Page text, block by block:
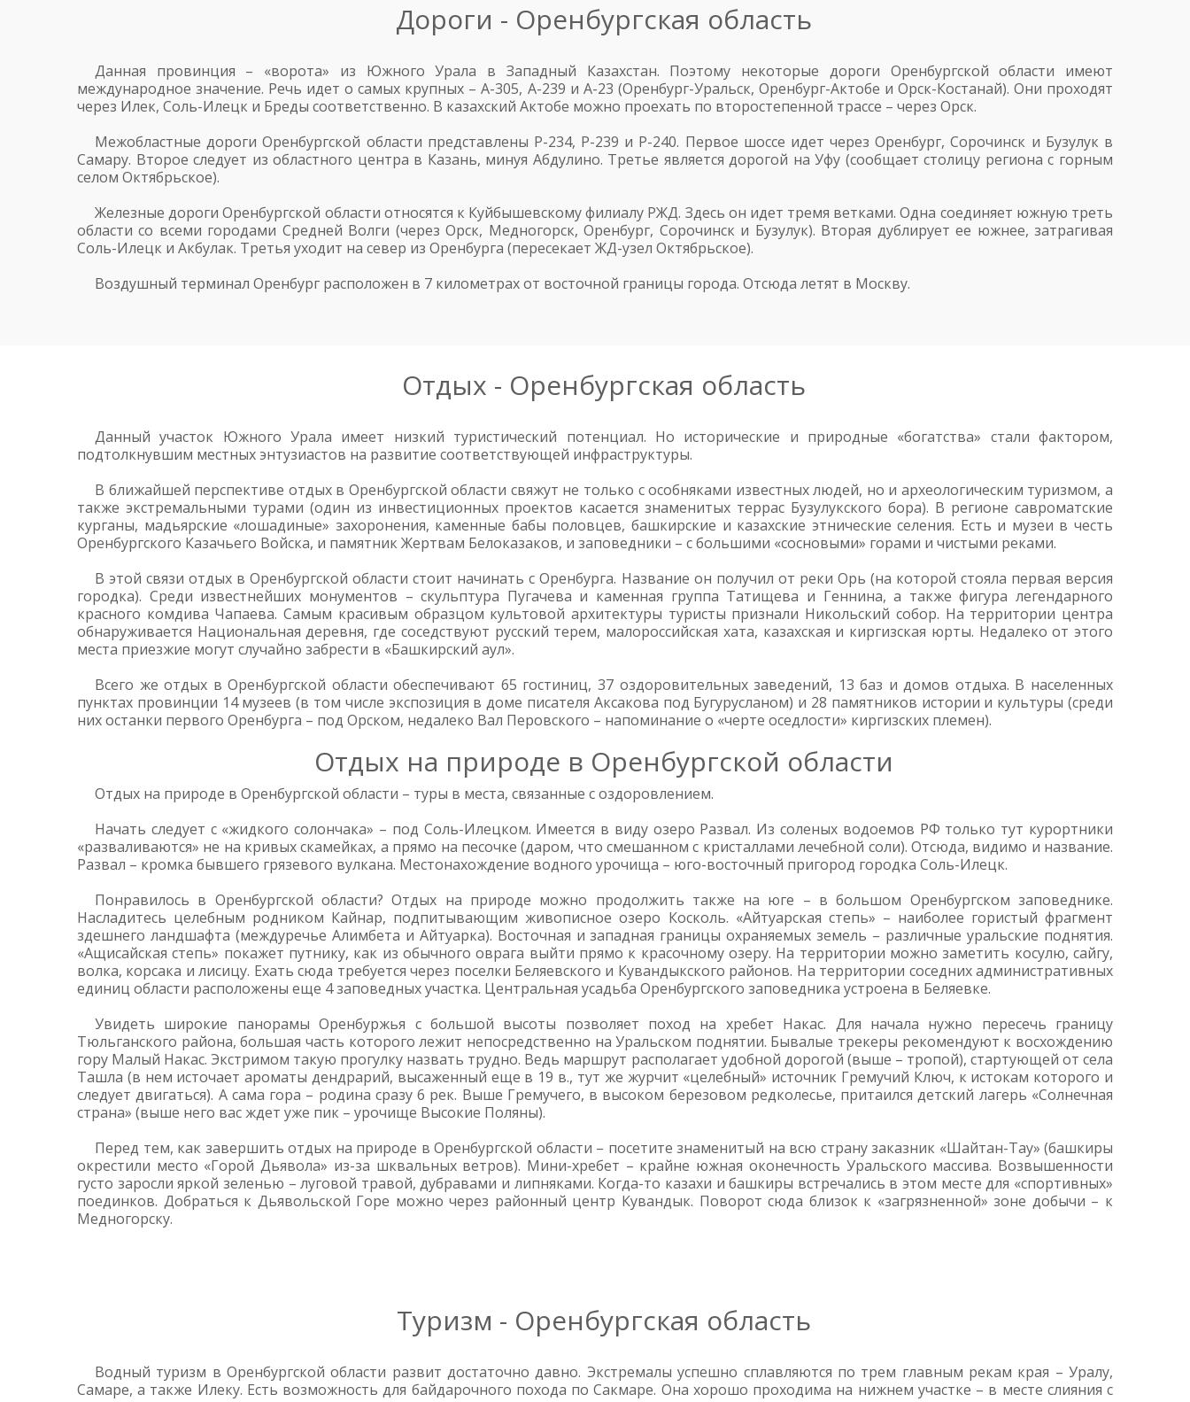
Дороги - Оренбургская область
Данная провинция – «ворота» из Южного Урала в Западный Казахстан. Поэтому некоторые дороги Оренбургской области имеют
международное значение. Речь идет о самых крупных – А-305, А-239 и А-23 (Оренбург-Уральск, Оренбург-Актобе и Орск-Костанай). Они проходят
через Илек, Соль-Илецк и Бреды соответственно. В казахский Актобе можно проехать по второстепенной трассе – через Орск.
Межобластные дороги Оренбургской области представлены Р-234, Р-239 и Р-240. Первое шоссе идет через Оренбург, Сорочинск и Бузулук в
Самару. Второе следует из областного центра в Казань, минуя Абдулино. Третье является дорогой на Уфу (сообщает столицу региона с горным
селом Октябрьское).
Железные дороги Оренбургской области относятся к Куйбышевскому филиалу РЖД. Здесь он идет тремя ветками. Одна соединяет южную треть
области со всеми городами Средней Волги (через Орск, Медногорск, Оренбург, Сорочинск и Бузулук). Вторая дублирует ее южнее, затрагивая
Соль-Илецк и Акбулак. Третья уходит на север из Оренбурга (пересекает ЖД-узел Октябрьское).
Воздушный терминал Оренбург расположен в 7 километрах от восточной границы города. Отсюда летят в Москву.
Отдых - Оренбургская область
Данный участок Южного Урала имеет низкий туристический потенциал. Но исторические и природные «богатства» стали фактором,
подтолкнувшим местных энтузиастов на развитие соответствующей инфраструктуры.
В ближайшей перспективе отдых в Оренбургской области свяжут не только с особняками известных людей, но и археологическим туризмом, а
также экстремальными турами (один из инвестиционных проектов касается знаменитых террас Бузулукского бора). В регионе савроматские
курганы, мадьярские «лошадиные» захоронения, каменные бабы половцев, башкирские и казахские этнические селения. Есть и музеи в честь
Оренбургского Казачьего Войска, и памятник Жертвам Белоказаков, и заповедники – с большими «сосновыми» горами и чистыми реками.
В этой связи отдых в Оренбургской области стоит начинать с Оренбурга. Название он получил от реки Орь (на которой стояла первая версия
городка). Среди известнейших монументов – скульптура Пугачева и каменная группа Татищева и Геннина, а также фигура легендарного
красного комдива Чапаева. Самым красивым образцом культовой архитектуры туристы признали Никольский собор. На территории центра
обнаруживается Национальная деревня, где соседствуют русский терем, малороссийская хата, казахская и киргизская юрты. Недалеко от этого
места приезжие могут случайно забрести в «Башкирский аул».
Всего же отдых в Оренбургской области обеспечивают 65 гостиниц, 37 оздоровительных заведений, 13 баз и домов отдыха. В населенных
пунктах провинции 14 музеев (в том числе экспозиция в доме писателя Аксакова под Бугурусланом) и 28 памятников истории и культуры (среди
них останки первого Оренбурга – под Орском, недалеко Вал Перовского – напоминание о «черте оседлости» киргизских племен).
Отдых на природе в Оренбургской области
Отдых на природе в Оренбургской области – туры в места, связанные с оздоровлением.
Начать следует с «жидкого солончака» – под Соль-Илецком. Имеется в виду озеро Развал. Из соленых водоемов РФ только тут курортники
«разваливаются» не на кривых скамейках, а прямо на песочке (даром, что смешанном с кристаллами лечебной соли). Отсюда, видимо и название.
Развал – кромка бывшего грязевого вулкана. Местонахождение водного урочища – юго-восточный пригород городка Соль-Илецк.
Понравилось в Оренбургской области? Отдых на природе можно продолжить также на юге – в большом Оренбургском заповеднике.
Насладитесь целебным родником Кайнар, подпитывающим живописное озеро Косколь. «Айтуарская степь» – наиболее гористый фрагмент
здешнего ландшафта (междуречье Алимбета и Айтуарка). Восточная и западная границы охраняемых земель – различные уральские поднятия.
«Ащисайская степь» покажет путнику, как из обычного оврага выйти прямо к красочному озеру. На территории можно заметить косулю, сайгу,
волка, корсака и лисицу. Ехать сюда требуется через поселки Беляевского и Кувандыкского районов. На территории соседних административных
единиц области расположены еще 4 заповедных участка. Центральная усадьба Оренбургского заповедника устроена в Беляевке.
Увидеть широкие панорамы Оренбуржья с большой высоты позволяет поход на хребет Накас. Для начала нужно пересечь границу
Тюльганского района, большая часть которого лежит непосредственно на Уральском поднятии. Бывалые трекеры рекомендуют к восхождению
гору Малый Накас. Экстримом такую прогулку назвать трудно. Ведь маршрут располагает удобной дорогой (выше – тропой), стартующей от села
Ташла (в нем источает ароматы дендрарий, высаженный еще в 19 в., тут же журчит «целебный» источник Гремучий Ключ, к истокам которого и
следует двигаться). А сама гора – родина сразу 6 рек. Выше Гремучего, в высоком березовом редколесье, притаился детский лагерь «Солнечная
страна» (выше него вас ждет уже пик – урочище Высокие Поляны).
Перед тем, как завершить отдых на природе в Оренбургской области – посетите знаменитый на всю страну заказник «Шайтан-Тау» (башкиры
окрестили место «Горой Дьявола» из-за шквальных ветров). Мини-хребет – крайне южная оконечность Уральского массива. Возвышенности
густо заросли яркой зеленью – луговой травой, дубравами и липняками. Когда-то казахи и башкиры встречались в этом месте для «спортивных»
поединков. Добраться к Дьявольской Горе можно через районный центр Кувандык. Поворот сюда близок к «загрязненной» зоне добычи – к
Медногорску.
Туризм - Оренбургская область
Водный туризм в Оренбургской области развит достаточно давно. Экстремалы успешно сплавляются по трем главным рекам края – Уралу,
Самаре, а также Илеку. Есть возможность для байдарочного похода по Сакмаре. Она хорошо проходима на нижнем участке – в месте слияния с